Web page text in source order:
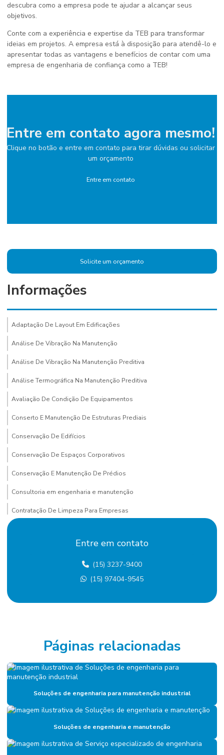
descubra como a empresa pode te ajudar a alcançar seus
objetivos.
Conte com a experiência e expertise da TEB para transformar
ideias em projetos. A empresa está à disposição para atendê-lo e
apresentar todas as vantagens e benefícios de contar com uma
empresa de engenharia de confiança como a TEB!
Entre em contato agora mesmo!
Clique no botão e entre em contato para tirar dúvidas ou solicitar
um orçamento
Entre em contato
Solicite um orçamento
Informações
Adaptação De Layout Em Edificações
Análise De Vibração Na Manutenção
Análise De Vibração Na Manutenção Preditiva
Análise Termográfica Na Manutenção Preditiva
Avaliação De Condição De Equipamentos
Conserto E Manutenção De Estruturas Prediais
Conservação De Edifícios
Conservação De Espaços Corporativos
Conservação E Manutenção De Prédios
Consultoria em engenharia e manutenção
Contratação De Limpeza Para Empresas
Contratação de mão de obra terceirizada
Custo terceirização mão de obra
Empresa De Manutenção Predial
Empresa De Serviços De Manutenção
Empresa especializada em mão de obra terceirizada
Empresa de facilities
Empresa de facilities industrial
Entre em contato
(15) 3237-9400
(15) 97404-9545
Páginas relacionadas
Soluções de engenharia para manutenção industrial
Soluções de engenharia e manutenção